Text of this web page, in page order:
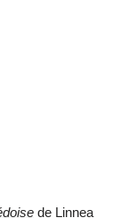
de Linnea